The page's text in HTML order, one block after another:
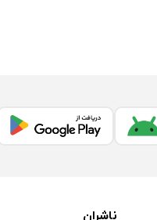
ناشران